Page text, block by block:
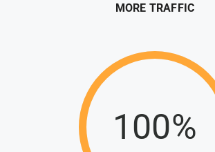
MORE TRAFFIC
100%